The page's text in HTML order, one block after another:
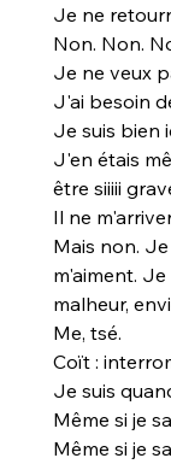
Je ne
Non. Non.
Je ne veux
J'ai besoin
Je suis bien
J'en étais
être siiiii
Il ne
Mais non.
m'aiment.
malheur,
Me, tsé.
Coït :
Je suis
Même si je
Même si je